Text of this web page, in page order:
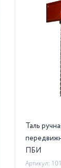
Таль
ПБИ
Артикул: